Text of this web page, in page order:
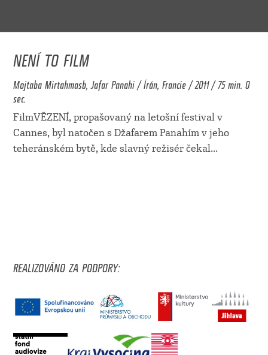
NENÍ TO FILM
Mojtaba Mirtahmasb, Jafar Panahi / Írán, Francie / 2011 / 75 min. 0
sec.
FilmVĚZENÍ, propašovaný na letošní festival v
Cannes, byl natočen s Džafarem Panahím v jeho
teheránském bytě, kde slavný režisér čekal...
REALIZOVÁNO ZA PODPORY: